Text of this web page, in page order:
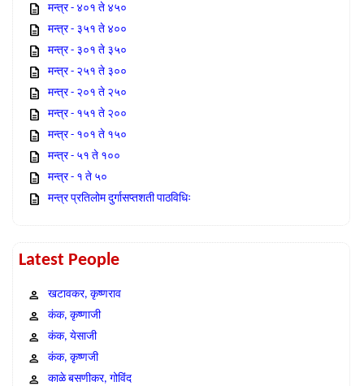
मन्त्र - ४०१ ते ४५०
मन्त्र - ३५१ ते ४००
मन्त्र - ३०१ ते ३५०
मन्त्र - २५१ ते ३००
मन्त्र - २०१ ते २५०
मन्त्र - १५१ ते २००
मन्त्र - १०१ ते १५०
मन्त्र - ५१ ते १००
मन्त्र - १ ते ५०
मन्त्र प्रतिलोम दुर्गासप्तशती पाठविधिः
Latest People
खटावकर, कृष्णराव
कंक, कृष्णाजी
कंक, येसाजी
कंक, कृष्णजी
काळे बसणीकर, गोविंद